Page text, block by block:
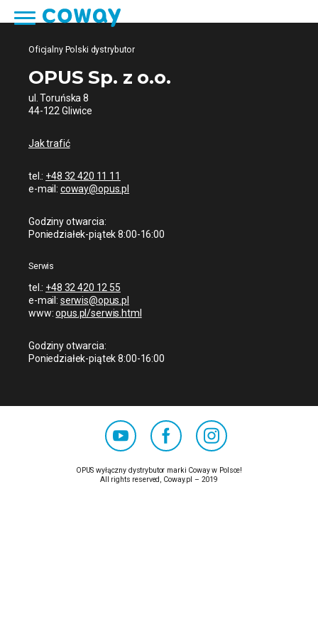
Oficjalny Polski dystrybutor
OPUS Sp. z o.o.
ul. Toruńska 8
44-122 Gliwice
Jak trafić
tel.: +48 32 420 11 11
e-mail: coway@opus.pl
Godziny otwarcia:
Poniedziałek-piątek 8:00-16:00
Serwis
tel.: +48 32 420 12 55
e-mail: serwis@opus.pl
www:opus.pl/serwis.html
Godziny otwarcia:
Poniedziałek-piątek 8:00-16:00
OPUS wyłączny dystrybutor marki Coway w Polsce!
All rights reserved, Coway.pl – 2019